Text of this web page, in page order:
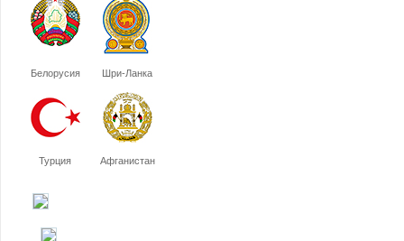
Белорусия Шри-Ланка
Турция Афганистан